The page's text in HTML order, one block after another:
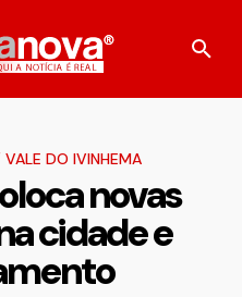
VALE DO IVINHEMA
novas
cidade e